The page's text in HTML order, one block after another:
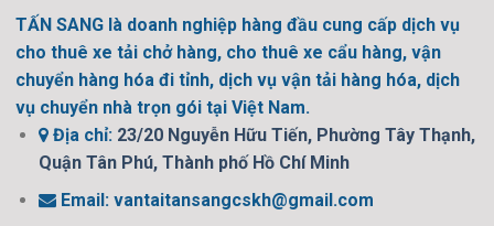
TẤN SANG là doanh nghiệp hàng đầu cung cấp dịch vụ
cho thuê xe tải chở hàng, cho thuê xe cẩu hàng, vận
chuyển hàng hóa đi tỉnh, dịch vụ vận tải hàng hóa, dịch
vụ chuyển nhà trọn gói tại Việt Nam.
Địa chỉ: 23/20 Nguyễn Hữu Tiến, Phường Tây Thạnh,
Quận Tân Phú, Thành phố Hồ Chí Minh
Email:vantaitansangcskh@gmail.com